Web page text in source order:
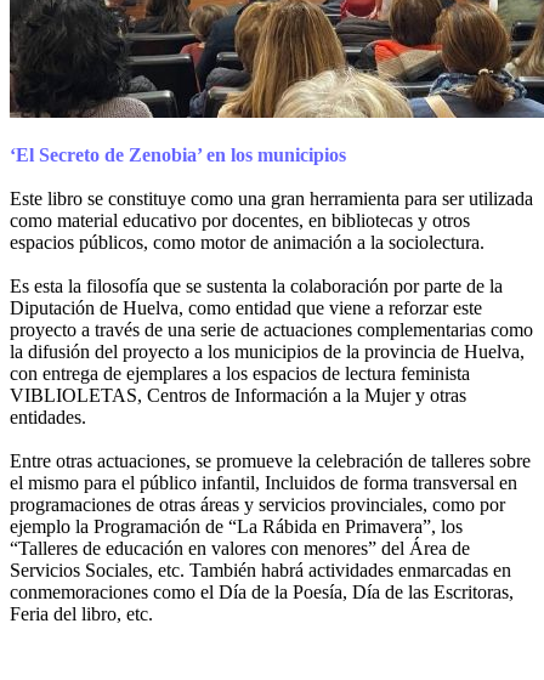
‘El Secreto de Zenobia’ en los municipios
Este libro se constituye como una gran herramienta para ser utilizada
como material educativo por docentes, en bibliotecas y otros
espacios públicos, como motor de animación a la sociolectura.
Es esta la filosofía que se sustenta la colaboración por parte de la
Diputación de Huelva, como entidad que viene a reforzar este
proyecto a través de una serie de actuaciones complementarias como
la difusión del proyecto a los municipios de la provincia de Huelva,
con entrega de ejemplares a los espacios de lectura feminista
VIBLIOLETAS, Centros de Información a la Mujer y otras
entidades.
Entre otras actuaciones, se promueve la celebración de talleres sobre
el mismo para el público infantil, Incluidos de forma transversal en
programaciones de otras áreas y servicios provinciales, como por
ejemplo la Programación de “La Rábida en Primavera”, los
“Talleres de educación en valores con menores” del Área de
Servicios Sociales, etc. También habrá actividades enmarcadas en
conmemoraciones como el Día de la Poesía, Día de las Escritoras,
Feria del libro, etc.